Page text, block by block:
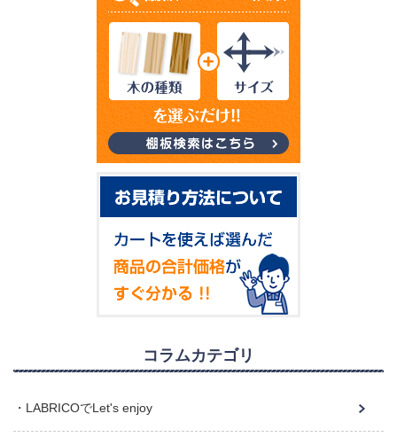
コラムカテゴリ
LABRICOでLet's enjoy